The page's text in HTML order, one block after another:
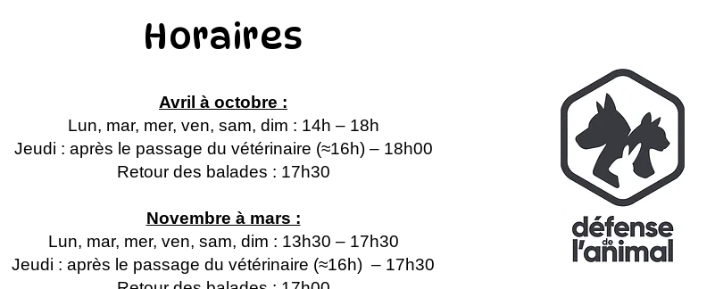
Horaires
Avril à octobre :
Lun, mar, mer, ven, sam, dim : 14h – 18h
Jeudi : après le passage du vétérinaire (≈16h) – 18h00
Retour des balades : 17h30
Novembre à mars :
Lun, mar, mer, ven, sam, dim : 13h30 – 17h30
Jeudi : après le passage du vétérinaire (≈16h) – 17h30